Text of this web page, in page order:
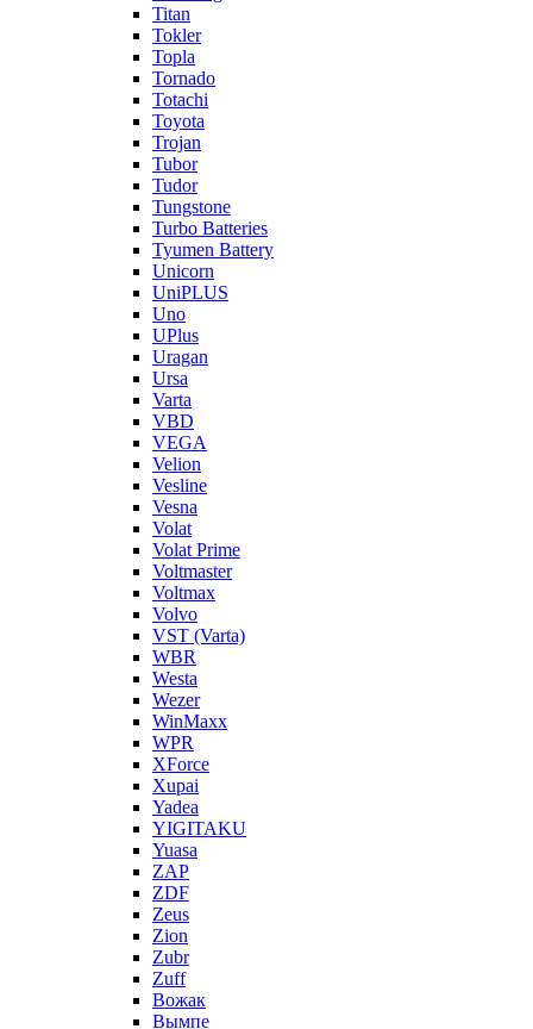
Titan
Tokler
Topla
Tornado
Totachi
Toyota
Trojan
Tubor
Tudor
Tungstone
Turbo Batteries
Tyumen Battery
Unicorn
UniPLUS
Uno
UPlus
Uragan
Ursa
Varta
VBD
VEGA
Velion
Vesline
Vesna
Volat
Volat Prime
Voltmaster
Voltmax
Volvo
VST (Varta)
WBR
Westa
Wezer
WinMaxx
WPR
XForce
Xupai
Yadea
YIGITAKU
Yuasa
ZAP
ZDF
Zeus
Zion
Zubr
Zuff
Вожак
Вымпе